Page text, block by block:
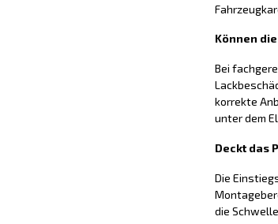
Können
Bei
korrekte
unter dem
Deckt das
Die
die